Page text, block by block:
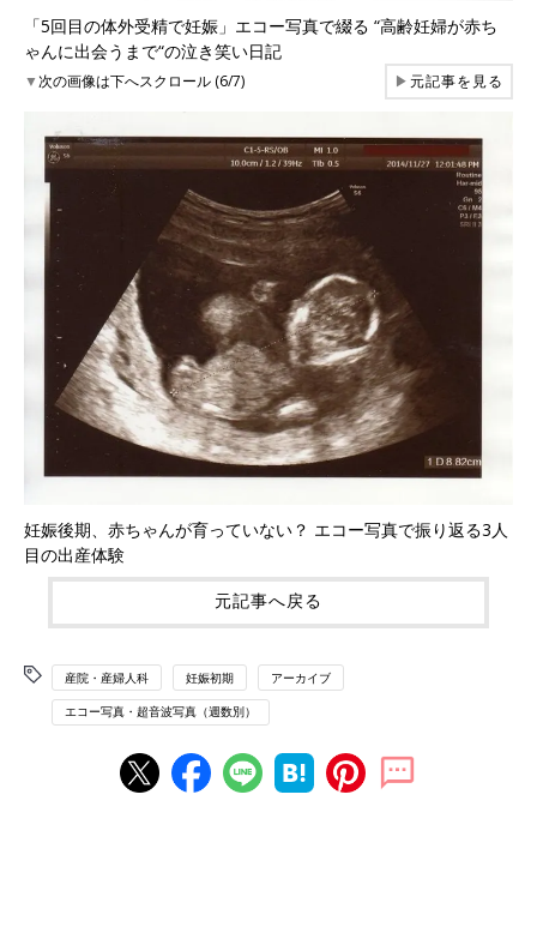
「5回目の体外受精で妊娠」エコー写真で綴る “高齢妊婦が赤ち
ゃんに出会うまで“の泣き笑い日記
▼次の画像は下へスクロール (6/7) ▶元記事を見る
妊娠後期、赤ちゃんが育っていない？ エコー写真で振り返る3人
目の出産体験
元記事へ戻る
産院・産婦人科 妊娠初期 アーカイブ
エコー写真・超音波写真（週数別）